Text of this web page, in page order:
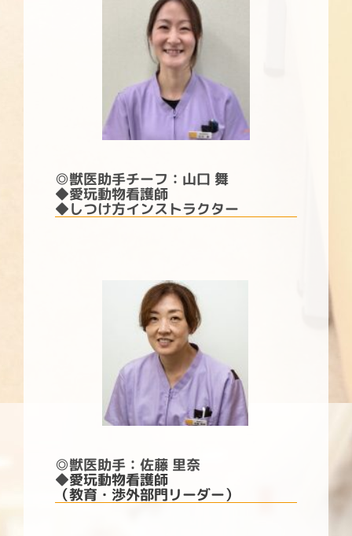
◎獣医助手チーフ ：山口 舞
◆愛玩動物看護師
◆しつけ方インストラクター
◎獣医助手：佐藤 里奈
◆愛玩動物看護師
（教育・渉外部門リーダー）